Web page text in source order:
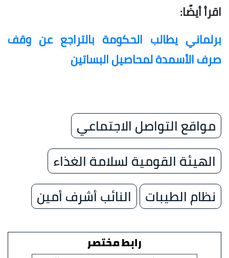
اقرأ أيضًا:
برلماني يطالب الحكومة بالتراجع عن وقف
صرف الأسمدة لمحاصيل البساتين
مواقع التواصل الاجتماعي
الهيئة القومية لسلامة الغذاء
نظام الطيبات
النائب أشرف أمين
رابط مختصر